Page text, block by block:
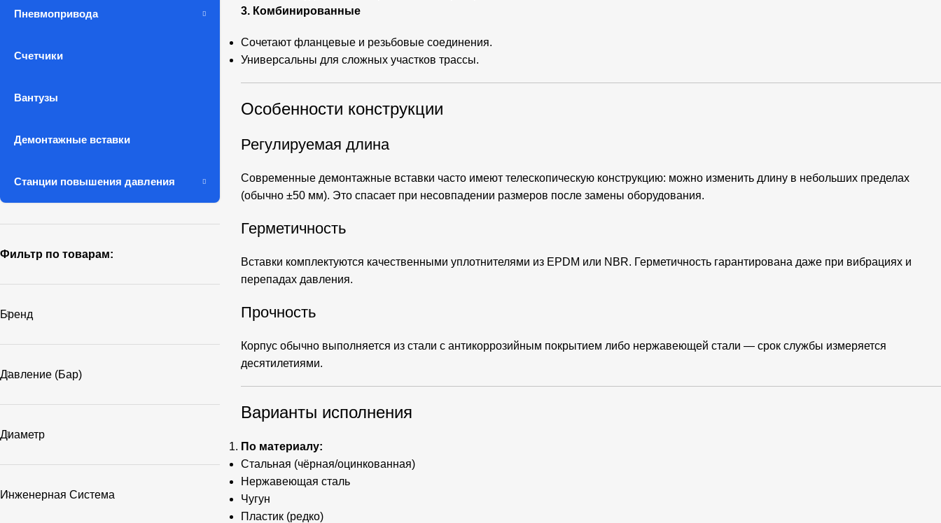
Пневмопривода
Счетчики
Вантузы
Демонтажные вставки
Станции повышения давления
Фильтр по товарам:
Бренд
Давление (бар)
Диаметр
Инженерная Система
3. Комбинированные
Сочетают фланцевые и резьбовые соединения.
Универсальны для сложных участков трассы.
Особенности конструкции
Регулируемая длина
Современные демонтажные вставки часто имеют телескопическую конструкцию: можно изменить длину в небольших пределах
(обычно ±50 мм). Это спасает при несовпадении размеров после замены оборудования.
Герметичность
Вставки комплектуются качественными уплотнителями из EPDM или NBR. Герметичность гарантирована даже при вибрациях и
перепадах давления.
Прочность
Корпус обычно выполняется из стали с антикоррозийным покрытием либо нержавеющей стали — срок службы измеряется
десятилетиями.
Варианты исполнения
По материалу:
Стальная (чёрная/оцинкованная)
Нержавеющая сталь
Чугун
Пластик (редко)